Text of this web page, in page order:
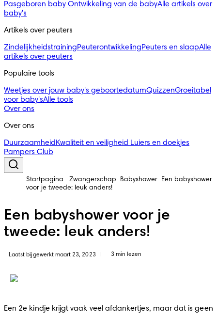
Pasgeboren baby Ontwikkeling van de babyAlle artikels over
baby's
Artikels over peuters
ZindelijkheidstrainingPeuterontwikkelingPeuters en slaapAlle
artikels over peuters
Populaire tools
Weetjes over jouw baby's geboortedatumQuizzenGroeitabel
voor baby'sAlle tools
Over ons
Over ons
Duurzaamheid Kwaliteit en veiligheid Luiers en doekjes
Pampers Club
Startpagina Zwangerschap Babyshower
Een babyshower
voor je tweede: leuk anders!
Een babyshower voor je
tweede: leuk anders!
Laatst bijgewerkt maart 23, 2023 3 min lezen
Een 2e kindje krijgt vaak veel afdankertjes, maar dat is geen